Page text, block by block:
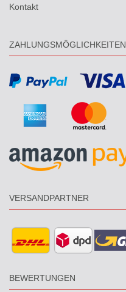
Kontakt
ZAHLUNGSMÖGLICHKEITEN
VERSANDPARTNER
BEWERTUNGEN